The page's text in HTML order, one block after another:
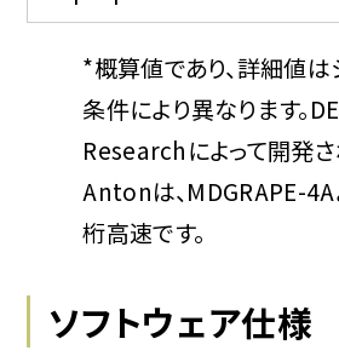
*概算値であり、詳細値は
条件により異なります。
Researchによって開発
Antonは、MDGRAPE-
桁高速です。
ソフトウェア仕様